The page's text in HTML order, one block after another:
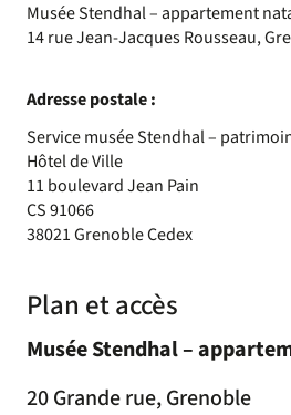
Musée Stendhal – appartement
14 rue Jean-Jacques Rousseau,
Adresse postale :
Service musée Stendhal –
Hôtel de Ville
11 boulevard Jean Pain
CS 91066
38021 Grenoble Cedex
Plan et accès
Musée Stendhal –
20 Grande rue, Grenoble